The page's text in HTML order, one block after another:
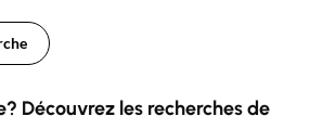
Découvrez les recherches de